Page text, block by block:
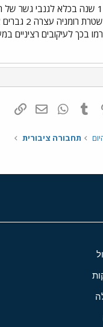
של רכבת
בכך לעיקובים רציניים
Pinterest
Tumblr
WhatsApp
דואר
תחבורה ציבורית